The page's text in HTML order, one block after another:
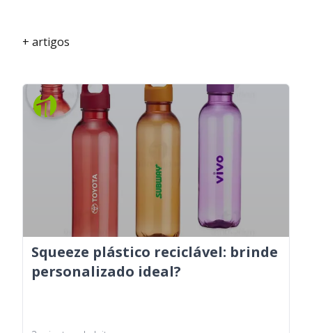
+ artigos
Squeeze plástico reciclável: brinde
personalizado ideal?